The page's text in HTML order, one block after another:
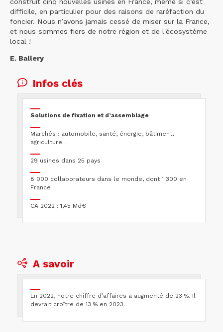
difficile, en particulier pour des raisons de raréfaction du
foncier. Nous n’avons jamais cessé de miser sur la France,
et nous sommes fiers de notre région et de l'écosystème
local !
E. Ballery
Infos clés
Solutions de fixation et d’assemblage
Marchés : automobile, santé, énergie, bâtiment,
agriculture…
29 usines dans 25 pays
8 000 collaborateurs dans le monde, dont 1 300 en
France
CA 2022 : 1,45 Md€
A savoir
En 2022, notre chiffre d’affaires a augmenté de 23 %. Il
devrait croître de 13 % en 2023.